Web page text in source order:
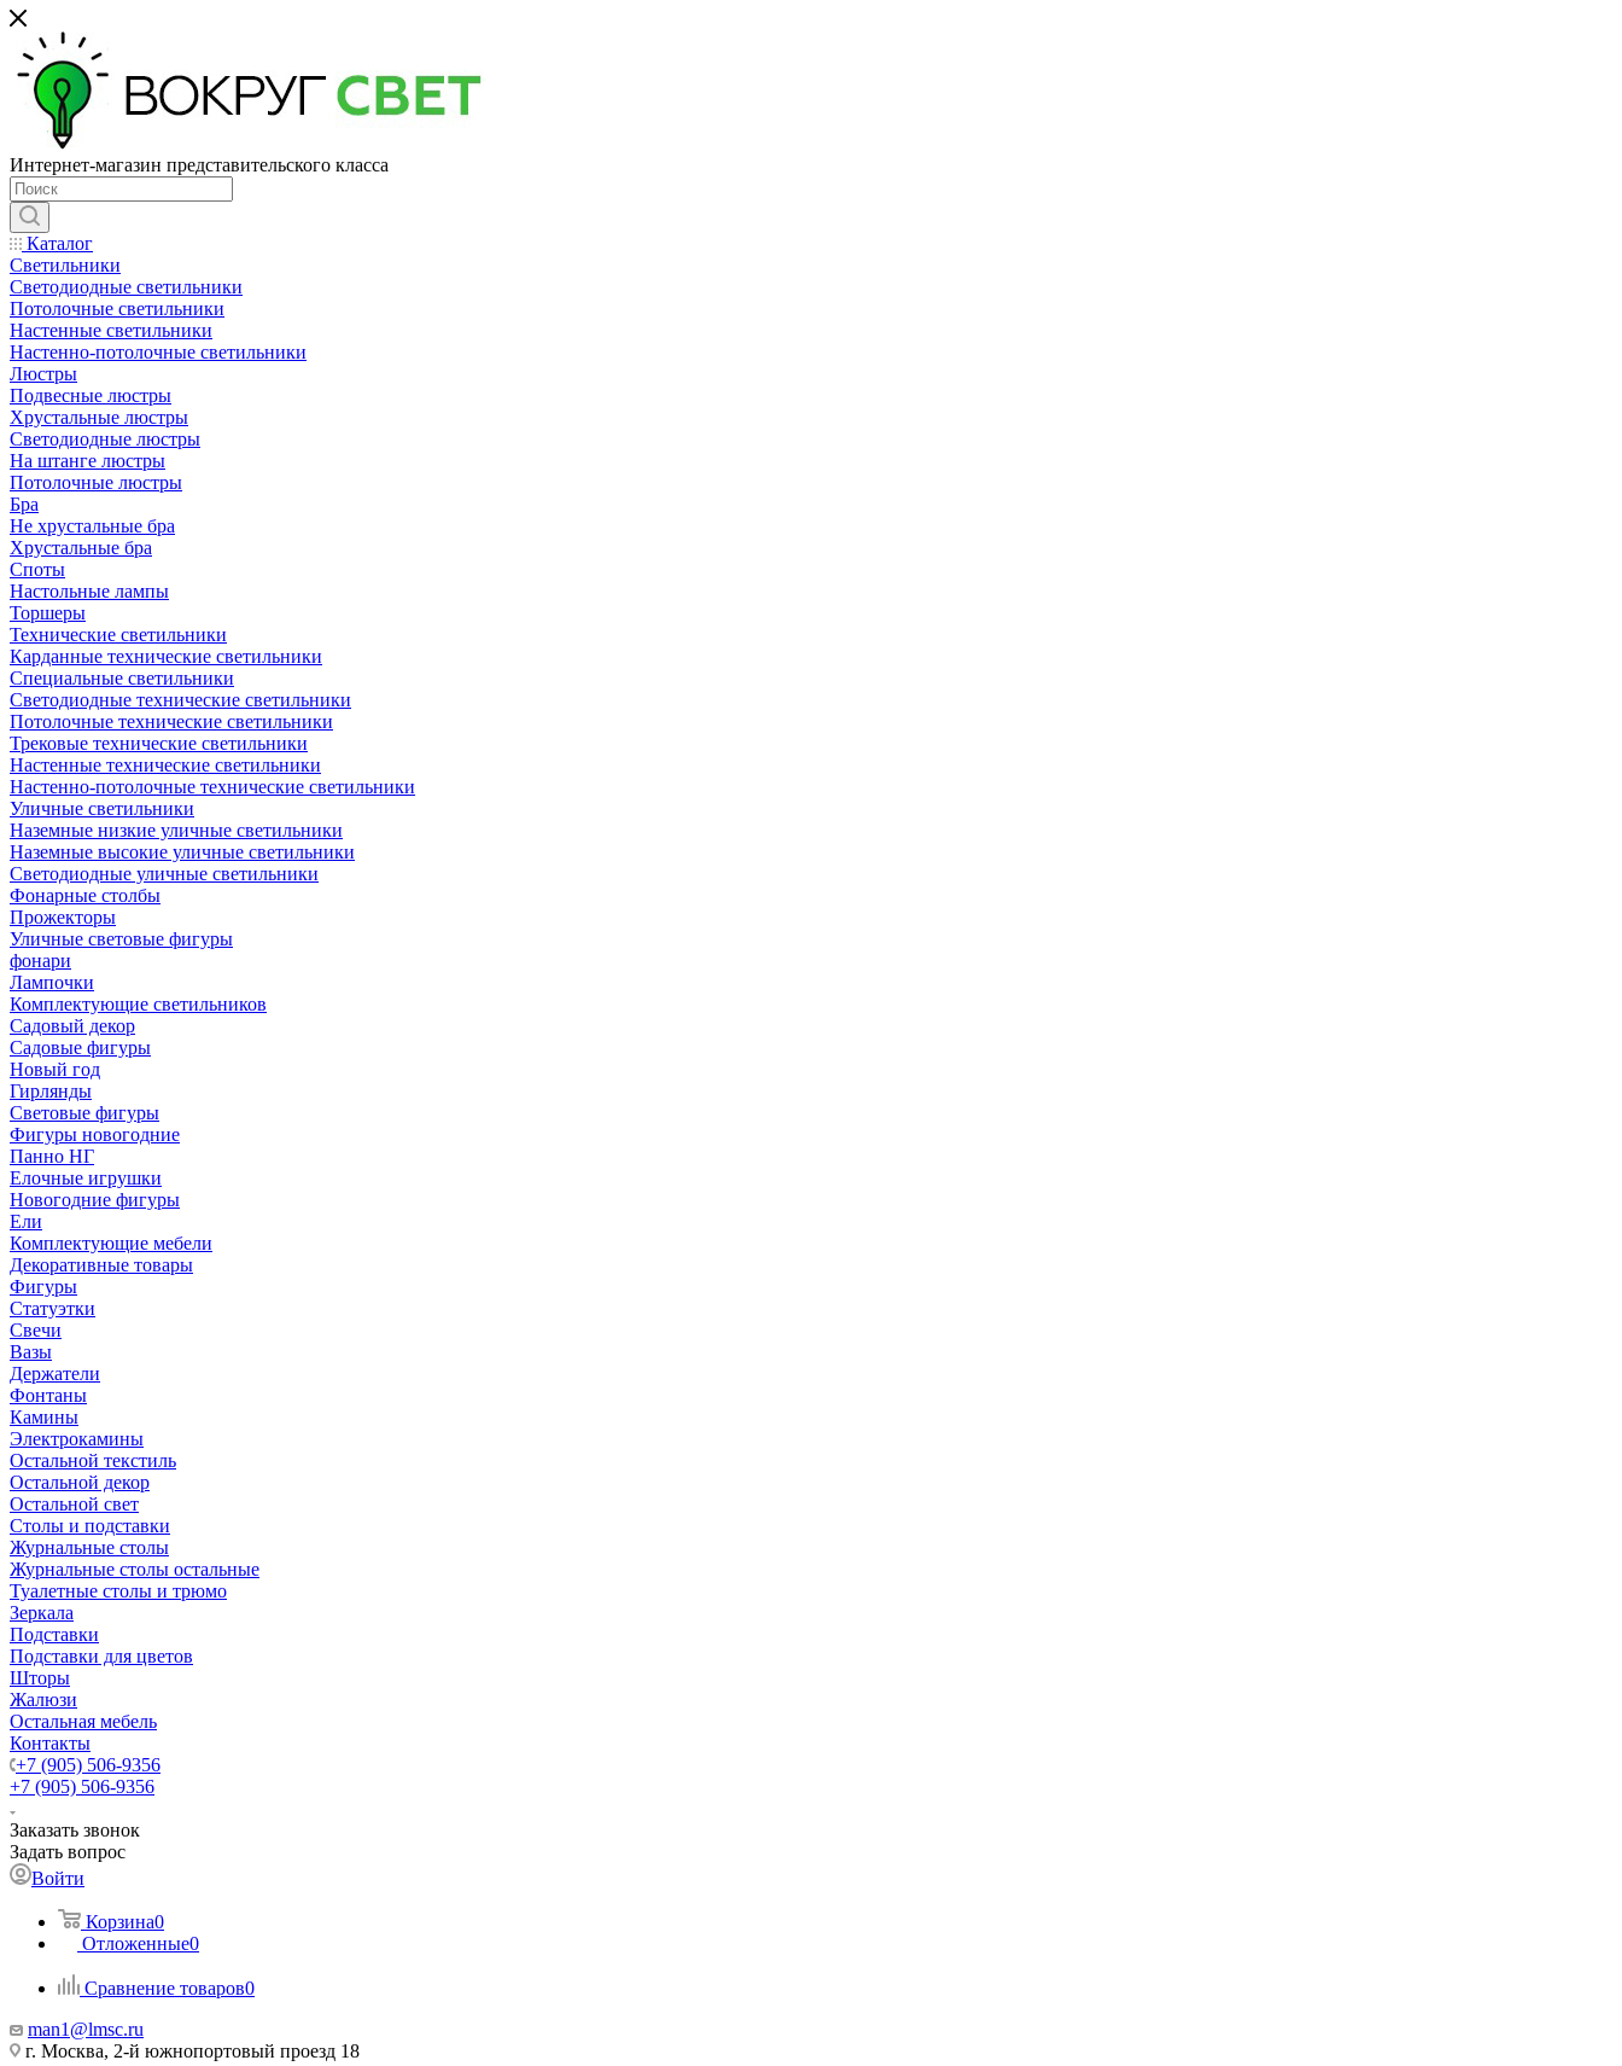
Интернет-магазин представительского класса
Каталог
Светильники
Светодиодные светильники
Потолочные светильники
Настенные светильники
Настенно-потолочные светильники
Люстры
Подвесные люстры
Хрустальные люстры
Светодиодные люстры
На штанге люстры
Потолочные люстры
Бра
Не хрустальные бра
Хрустальные бра
Споты
Настольные лампы
Торшеры
Технические светильники
Карданные технические светильники
Специальные светильники
Светодиодные технические светильники
Потолочные технические светильники
Трековые технические светильники
Настенные технические светильники
Настенно-потолочные технические светильники
Уличные светильники
Наземные низкие уличные светильники
Наземные высокие уличные светильники
Светодиодные уличные светильники
Фонарные столбы
Прожекторы
Уличные световые фигуры
фонари
Лампочки
Комплектующие светильников
Садовый декор
Садовые фигуры
Новый год
Гирлянды
Световые фигуры
Фигуры новогодние
Панно НГ
Елочные игрушки
Новогодние фигуры
Ели
Комплектующие мебели
Декоративные товары
Фигуры
Статуэтки
Свечи
Вазы
Держатели
Фонтаны
Камины
Электрокамины
Остальной текстиль
Остальной декор
Остальной свет
Столы и подставки
Журнальные столы
Журнальные столы остальные
Туалетные столы и трюмо
Зеркала
Подставки
Подставки для цветов
Шторы
Жалюзи
Остальная мебель
Контакты
+7 (905) 506-9356
+7 (905) 506-9356
Заказать звонок
Задать вопрос
Войти
Корзина0
Отложенные0
Сравнение товаров0
man1@lmsc.ru
г. Москва, 2-й южнопортовый проезд 18